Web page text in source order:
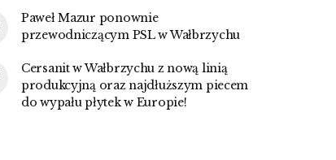
Paweł Mazur ponownie
przewodniczącym PSL w Wałbrzychu
Cersanit w Wałbrzychu z nową linią
produkcyjną oraz najdłuższym piecem
do wypału płytek w Europie!